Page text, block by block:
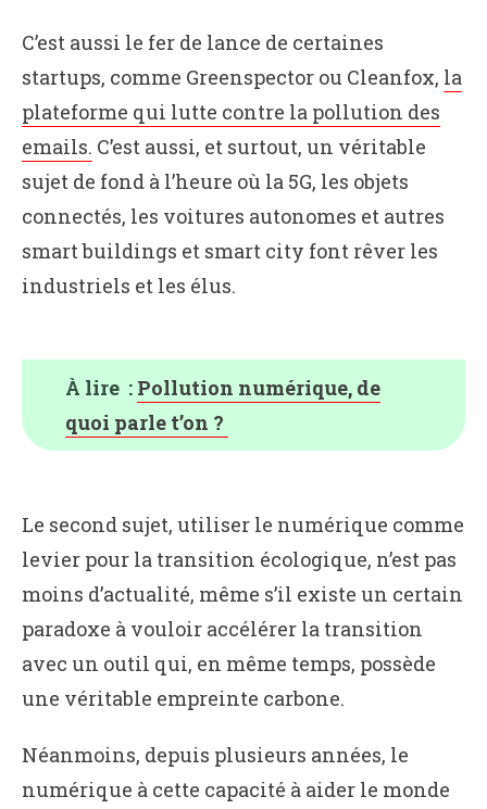
C’est aussi le fer de lance de certaines
startups, comme Greenspector ou Cleanfox, la
plateforme qui lutte contre la pollution des
emails. C’est aussi, et surtout, un véritable
sujet de fond à l’heure où la 5G, les objets
connectés, les voitures autonomes et autres
smart buildings et smart city font rêver les
industriels et les élus.
À lire : Pollution numérique, de
quoi parle t’on ?
Le second sujet, utiliser le numérique comme
levier pour la transition écologique, n’est pas
moins d’actualité, même s’il existe un certain
paradoxe à vouloir accélérer la transition
avec un outil qui, en même temps, possède
une véritable empreinte carbone.
Néanmoins, depuis plusieurs années, le
numérique à cette capacité à aider le monde